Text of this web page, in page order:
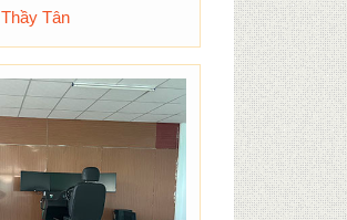
Tân